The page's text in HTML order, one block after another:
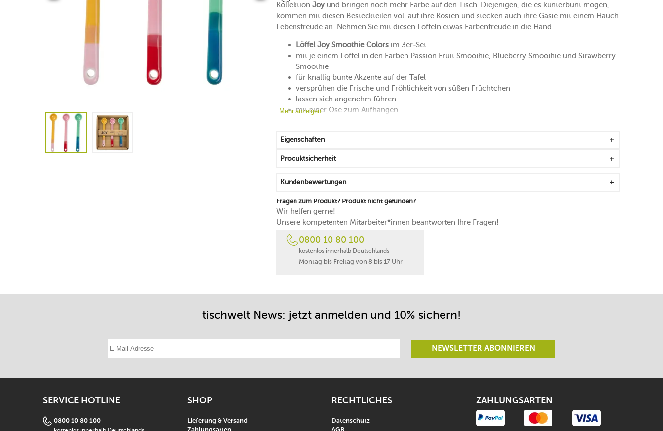
Kollektion Joy und bringen noch mehr Farbe auf den Tisch. Diejenigen, die es kunterbunt mögen,
kommen mit diesen Besteckteilen voll auf ihre Kosten und stecken auch ihre Gäste mit einem Hauch
Lebensfreude an. Nehmen Sie mit diesen Löffeln etwas Farbenfreude in die Hand.
Löffel Joy Smoothie Colors im 3er-Set
mit je einem Löffel in den Farben Passion Fruit Smoothie, Blueberry Smoothie und Strawberry
Smoothie
für knallig bunte Akzente auf der Tafel
versprühen die Frische und Fröhlichkeit von süßen Früchtchen
lassen sich angenehm führen
mit einer Öse zum Aufhängen
Mehr anzeigen
Eigenschaften
Produktsicherheit
Kundenbewertungen
Fragen zum Produkt? Produkt nicht gefunden?
Wir helfen gerne!
Unsere kompetenten Mitarbeiter*innen beantworten Ihre Fragen!
0800 10 80 100
kostenlos innerhalb Deutschlands
Montag bis Freitag von 8 bis 17 Uhr
tischwelt News: jetzt anmelden und 10% sichern!
E-Mail-Adresse eintragen
NEWSLETTER ABONNIEREN
SERVICE HOTLINE
0800 10 80 100
SHOP
Lieferung & Versand
RECHTLICHES
Datenschutz
ZAHLUNGSARTEN